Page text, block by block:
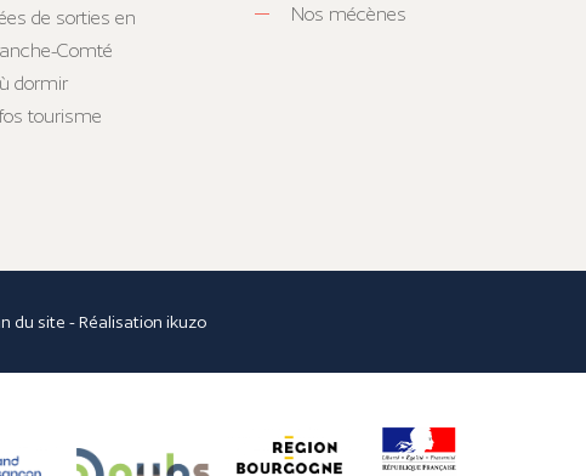
de sorties en
Comté
dormir
tourisme
Nos mécènes
du site - Réalisationikuzo